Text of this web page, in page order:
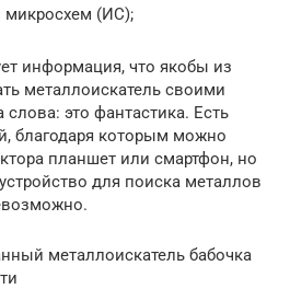
микросхем (ИС);
информация, что якобы из
металлоискатель своими
это фантастика. Есть
благодаря которым можно
планшет или смартфон, но
для поиска металлов
металлоискатель бабочка